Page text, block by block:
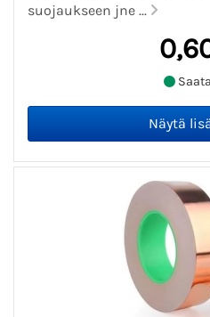
suojaukseen jne ...